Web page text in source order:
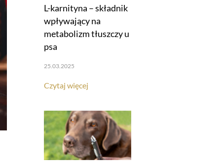
L-karnityna – składnik
wpływający na
metabolizm tłuszczy u
psa
25.03.2025
Czytaj więcej